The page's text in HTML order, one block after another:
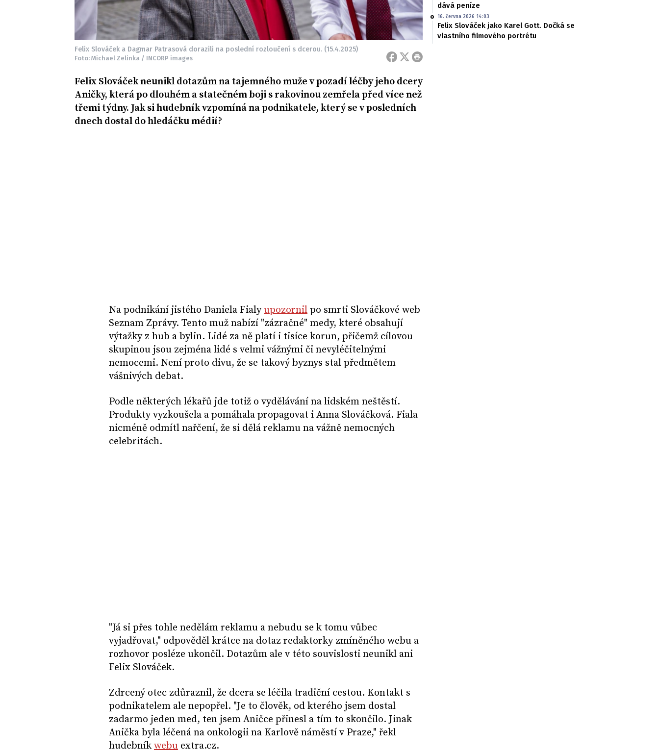
Felix Slováček a Dagmar Patrasová dorazili na poslední rozloučení s dcerou. (15.4.2025)
Foto: Michael Zelinka / INCORP images
Felix Slováček neunikl dotazům na tajemného muže v pozadí léčby jeho dcery
Aničky, která po dlouhém a statečném boji s rakovinou zemřela před více než
třemi týdny. Jak si hudebník vzpomíná na podnikatele, který se v posledních
dnech dostal do hledáčku médií?
Na podnikání jistého Daniela Fialyupozornil po smrti Slováčkové web
Seznam Zprávy. Tento muž nabízí "zázračné" medy, které obsahují
výtažky z hub a bylin. Lidé za ně platí i tisíce korun, přičemž cílovou
skupinou jsou zejména lidé s velmi vážnými či nevyléčitelnými
nemocemi. Není proto divu, že se takový byznys stal předmětem
vášnivých debat.
Podle některých lékařů jde totiž o vydělávání na lidském neštěstí.
Produkty vyzkoušela a pomáhala propagovat i Anna Slováčková. Fiala
nicméně odmítl nařčení, že si dělá reklamu na vážně nemocných
celebritách.
"Já si přes tohle nedělám reklamu a nebudu se k tomu vůbec
vyjadřovat," odpověděl krátce na dotaz redaktorky zmíněného webu a
rozhovor posléze ukončil. Dotazům ale v této souvislosti neunikl ani
Felix Slováček.
Zdrcený otec zdůraznil, že dcera se léčila tradiční cestou. Kontakt s
podnikatelem ale nepopřel. "Je to člověk, od kterého jsem dostal
zadarmo jeden med, ten jsem Aničce přinesl a tím to skončilo. Jinak
Anička byla léčená na onkologii na Karlově náměstí v Praze," řekl
hudebník webu extra.cz.
dává peníze
16. června 2026 14:03
Felix Slováček jako Karel Gott. Dočká se
vlastního filmového portrétu